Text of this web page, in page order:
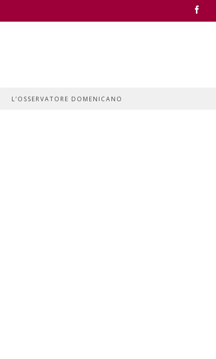
L’OSSERVATORE DOMENICANO